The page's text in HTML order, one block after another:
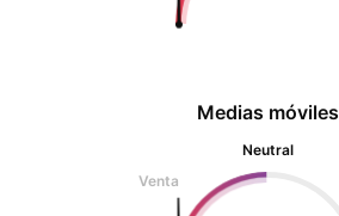
Medias móviles
Neutral
Venta